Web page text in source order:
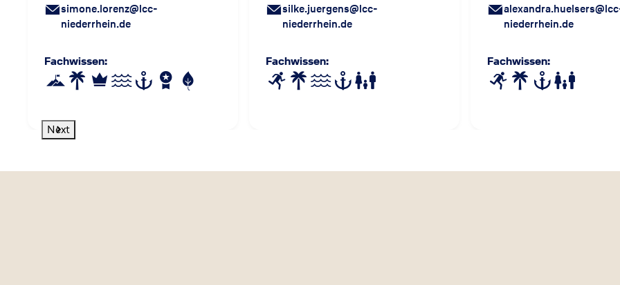
simone.lorenz@lcc-
niederrhein.de
Fachwissen:
silke.juergens@lcc-
niederrhein.de
Fachwissen:
niederrhein.de
Fachwissen:
Next